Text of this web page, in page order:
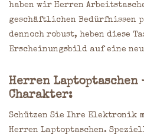
haben wir Herren
geschäftlichen Bedürfnissen
dennoch robust, heben diese
Erscheinungsbild auf eine
Herren Laptoptaschen
Charakter:
Schützen Sie Ihre Elektronik
Herren Laptoptaschen.